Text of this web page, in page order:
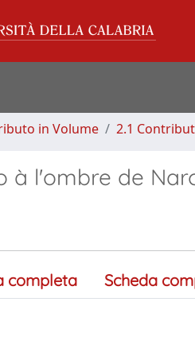
in Volume 2.1
à l'ombre de
completa Scheda